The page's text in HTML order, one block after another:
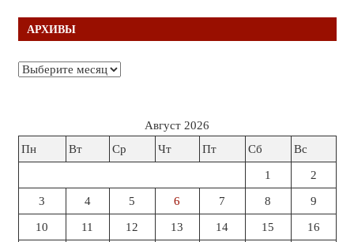
АРХИВЫ
Архивы
Август 2026
Пн
Вт Ср Чт Пт Сб Вс
1 2
3 4 5 6 7 8 9
10 11 12 13 14 15 16